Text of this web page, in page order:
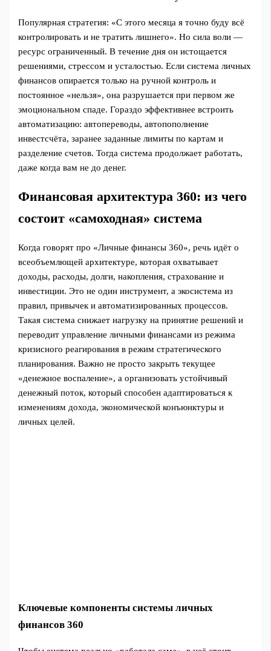
Популярная стратегия: «С этого месяца я точно буду всё
контролировать и не тратить лишнего». Но сила воли —
ресурс ограниченный. В течение дня он истощается
решениями, стрессом и усталостью. Если система личных
финансов опирается только на ручной контроль и
постоянное «нельзя», она разрушается при первом же
эмоциональном спаде. Гораздо эффективнее встроить
автоматизацию: автопереводы, автопополнение
инвестсчёта, заранее заданные лимиты по картам и
разделение счетов. Тогда система продолжает работать,
даже когда вам не до денег.
Финансовая архитектура 360: из чего
состоит «самоходная» система
Когда говорят про «Личные финансы 360», речь идёт о
всеобъемлющей архитектуре, которая охватывает
доходы, расходы, долги, накопления, страхование и
инвестиции. Это не один инструмент, а экосистема из
правил, привычек и автоматизированных процессов.
Такая система снижает нагрузку на принятие решений и
переводит управление личными финансами из режима
кризисного реагирования в режим стратегического
планирования. Важно не просто закрыть текущее
«денежное воспаление», а организовать устойчивый
денежный поток, который способен адаптироваться к
изменениям дохода, экономической конъюнктуры и
личных целей.
Ключевые компоненты системы личных
финансов 360